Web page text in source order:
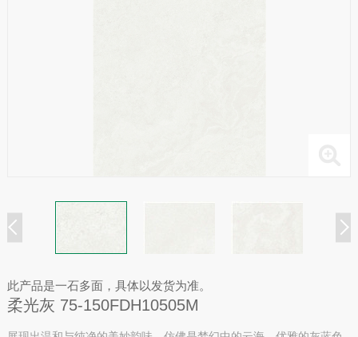
此产品是一石多面，具体以发货为准。
柔光灰 75-150FDH10505M